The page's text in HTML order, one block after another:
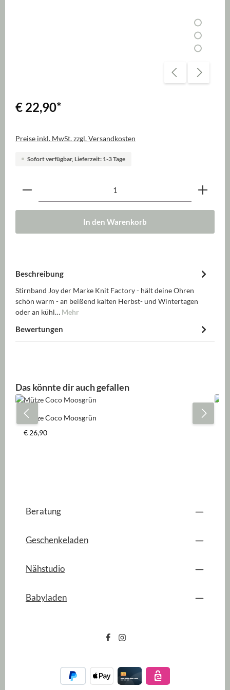
€ 22,90*
Preise inkl. MwSt. zzgl. Versandkosten
Sofort verfügbar, Lieferzeit: 1-3 Tage
Produkt Anzahl: Gib den gewünschten Wert ein
In den Warenkorb
Beschreibung
Stirnband Joy der Marke Knit Factory - hält deine Ohren
schön warm - an beißend kalten Herbst- und Wintertagen
oder an kühl… Mehr
Bewertungen
Produktgalerie überspringen
Das könnte dir auch gefallen
Mütze Coco Moosgrün
Regulärer Preis:
€ 26,90
Beratung
Geschenkeladen
Nähstudio
Babyladen